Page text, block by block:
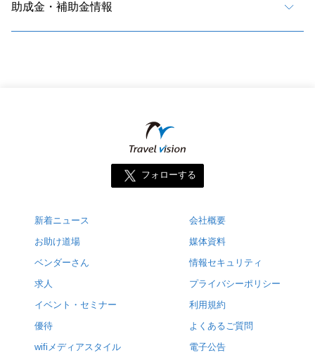
助成金・補助金情報
フォローする
新着ニュース
お助け道場
ベンダーさん
求人
イベント・セミナー
優待
wifiメディアスタイル
会社概要
媒体資料
情報セキュリティ
プライバシーポリシー
利用規約
よくあるご質問
電子公告